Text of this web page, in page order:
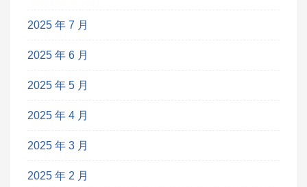
2025 年 7 月
2025 年 6 月
2025 年 5 月
2025 年 4 月
2025 年 3 月
2025 年 2 月